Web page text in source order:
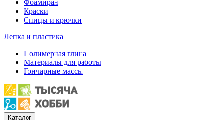
Фоамиран
Краски
Спицы и крючки
Лепка и пластика
Полимерная глина
Материалы для работы
Гончарные массы
Каталог